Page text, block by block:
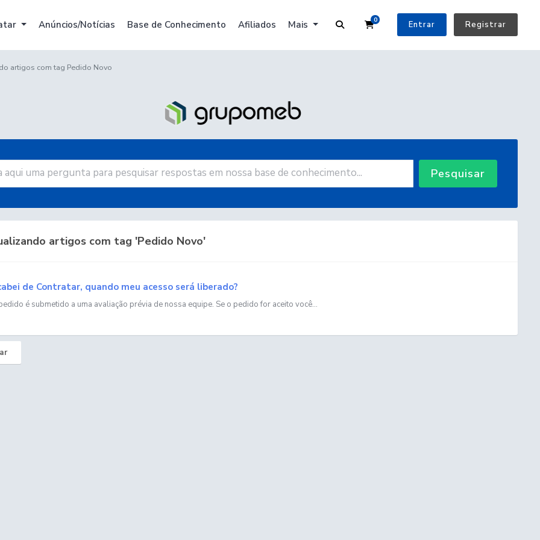
Anúncios/Notícias Base de Conhecimento Afiliados Mais 0Carrinho de Compras
Entrar Registrar
artigos com tag Pedido Novo
Pesquisar
artigos com tag 'Pedido Novo'
de Contratar, quando meu acesso será liberado?
é submetido a uma avaliação prévia de nossa equipe. Se o pedido for aceito você...